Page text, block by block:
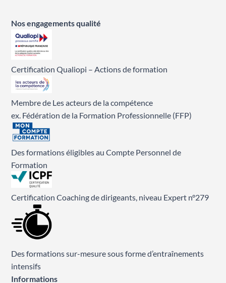
Nos engagements qualité
Certification Qualiopi – Actions de formation
Membre de Les acteurs de la compétence
ex. Fédération de la Formation Professionnelle (FFP)
Des formations éligibles au Compte Personnel de
Formation
Certification Coaching de dirigeants, niveau Expert n°279
Des formations sur-mesure sous forme d’entraînements
intensifs
Informations